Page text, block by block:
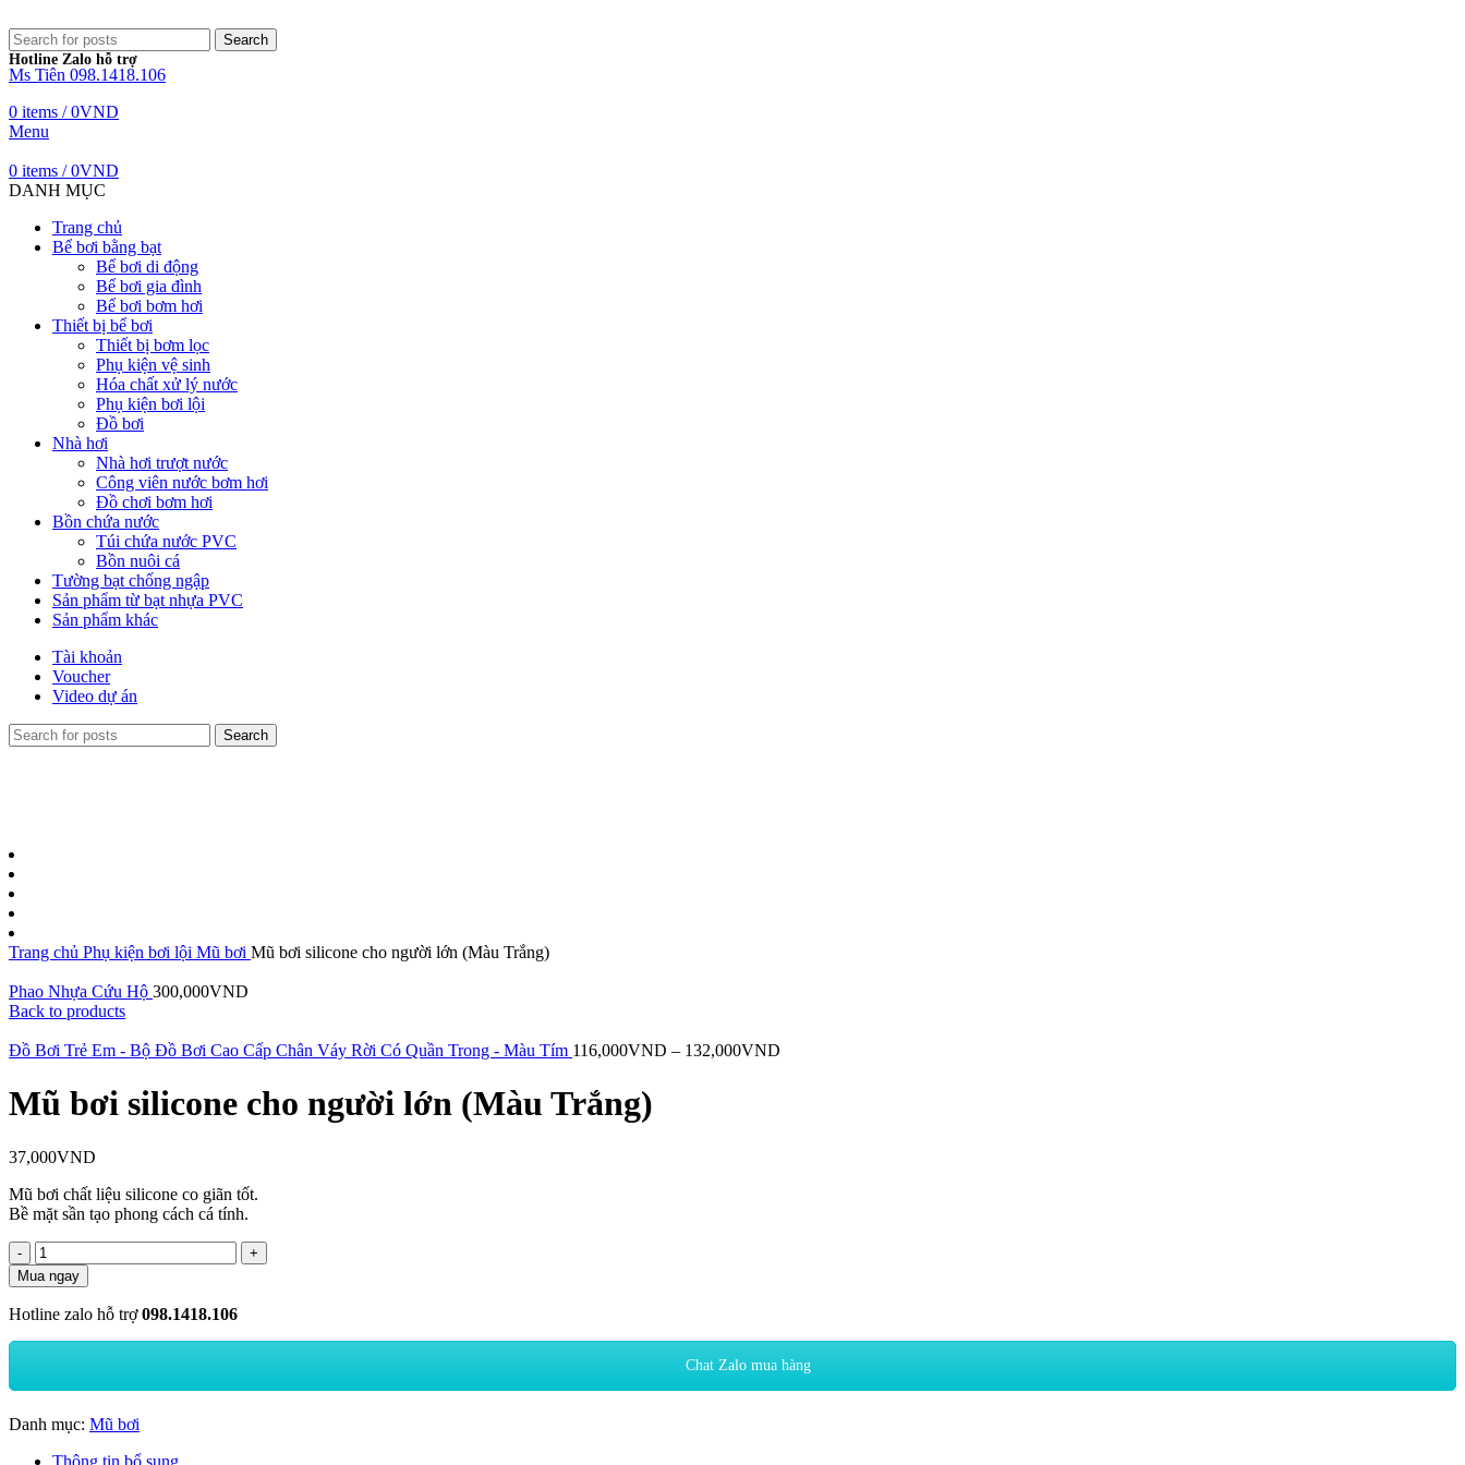
Search
Hotline Zalo hỗ trợ
Ms Tiên 098.1418.106
0 items / 0VND
Menu
0 items / 0VND
DANH MỤC
Trang chủ
Bể bơi bằng bạt
Bể bơi di động
Bể bơi gia đình
Bể bơi bơm hơi
Thiết bị bể bơi
Thiết bị bơm lọc
Phụ kiện vệ sinh
Hóa chất xử lý nước
Phụ kiện bơi lội
Đồ bơi
Nhà hơi
Nhà hơi trượt nước
Công viên nước bơm hơi
Đồ chơi bơm hơi
Bồn chứa nước
Túi chứa nước PVC
Bồn nuôi cá
Tường bạt chống ngập
Sản phẩm từ bạt nhựa PVC
Sản phẩm khác
Tài khoản
Voucher
Video dự án
Search
Trang chủ Phụ kiện bơi lội Mũ bơi Mũ bơi silicone cho người lớn (Màu Trắng)
Phao Nhựa Cứu Hộ 300,000VND
Back to products
Đồ Bơi Trẻ Em - Bộ Đồ Bơi Cao Cấp Chân Váy Rời Có Quần Trong - Màu Tím 116,000VND – 132,000VND
Mũ bơi silicone cho người lớn (Màu Trắng)
37,000VND
Mũ bơi chất liệu silicone co giãn tốt.
Bề mặt sần tạo phong cách cá tính.
Mũ
bơi
silicone
cho
lớn
Trắng)
lượng
Mua ngay
Hotline zalo hỗ trợ098.1418.106
Chat Zalo mua hàng
Danh mục: Mũ bơi
Thông tin bổ sung